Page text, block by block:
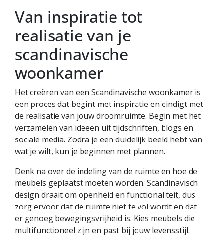
Van inspiratie tot
realisatie van je
scandinavische
woonkamer
Het creëren van een Scandinavische woonkamer is
een proces dat begint met inspiratie en eindigt met
de realisatie van jouw droomruimte. Begin met het
verzamelen van ideeën uit tijdschriften, blogs en
sociale media. Zodra je een duidelijk beeld hebt van
wat je wilt, kun je beginnen met plannen.
Denk na over de indeling van de ruimte en hoe de
meubels geplaatst moeten worden. Scandinavisch
design draait om openheid en functionaliteit, dus
zorg ervoor dat de ruimte niet te vol wordt en dat
er genoeg bewegingsvrijheid is. Kies meubels die
multifunctioneel zijn en past bij jouw levensstijl.